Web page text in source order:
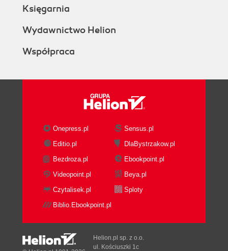
Księgarnia
Wydawnictwo Helion
Współpraca
Onepress.pl
Sensus.pl
Editio.pl
DlaBystrzakow.pl
Bezdroza.pl
Ebookpoint.pl
Videopoint.pl
Beya.pl
Czytalisek.pl
Sploty
Biblio.Ebookpoint.pl
Helion.pl sp. z o.o.
ul. Kościuszki 1c